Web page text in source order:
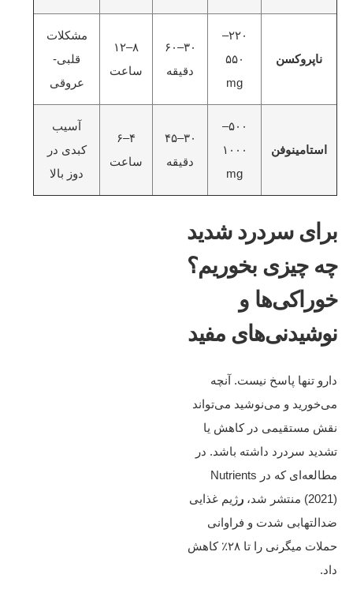
ناپروکسن
۲۲۰–
۵۵۰
mg
۳۰–۶۰
دقیقه
۸–۱۲
ساعت
مشکلات
قلبی-
عروقی
استامینوفن
۵۰۰–
۱۰۰۰
mg
۳۰–۴۵
دقیقه
۴–۶
ساعت
آسیب
کبدی در
دوز بالا
برای سردرد شدید
چه چیزی بخوریم؟
خوراکی‌ها و
نوشیدنی‌های مفید
دارو تنها پاسخ نیست. آنچه
می‌خورید و می‌نوشید می‌تواند
نقش مستقیمی در کاهش یا
تشدید سردرد داشته باشد. در
مطالعه‌ای که در Nutrients
(2021) منتشر شد،
ر ژیم غذایی
ضدالتهابی شدت و فراوانی
حملات میگرنی را تا ۲۸٪ کاهش
داد.